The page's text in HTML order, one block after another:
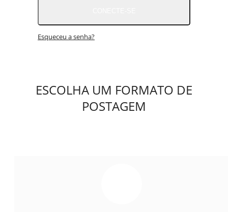
Esqueceu a senha?
ESCOLHA UM FORMATO DE
POSTAGEM